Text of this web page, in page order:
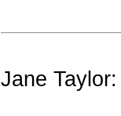
Jane